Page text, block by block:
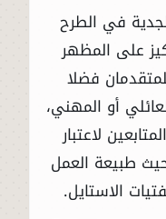
في الطرح
على المظهر
فضلا
أو المهني،
لاعتبار
طبيعة العمل
الاستايل.